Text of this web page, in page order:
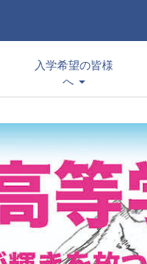
入学希望の皆様
へ